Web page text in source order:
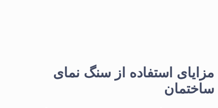
مزایای استفاده از سنگ نمای
ساختمان